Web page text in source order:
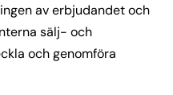
av erbjudandet och
sälj- och
och genomföra